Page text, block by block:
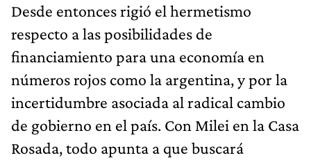
Desde entonces rigió el hermetismo
respecto a las posibilidades de
financiamiento para una economía en
números rojos como la argentina, y por la
incertidumbre asociada al radical cambio
de gobierno en el país. Con Milei en la Casa
Rosada, todo apunta a que buscará